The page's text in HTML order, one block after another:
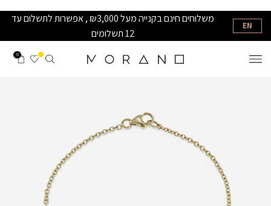
EN
משלוחים חינם בקנייה מעל ₪3,000 , אפשרות לתשלום עד
12 תשלומים
0